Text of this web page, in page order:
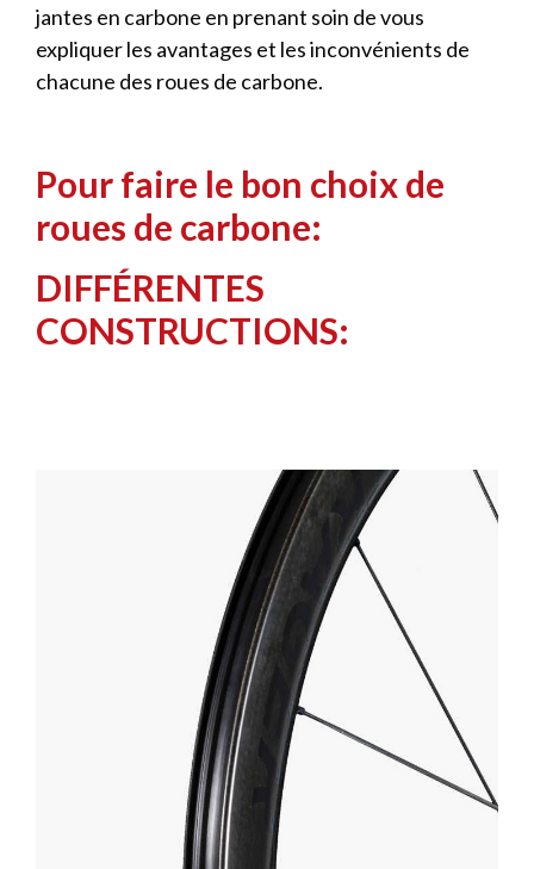
jantes en carbone en prenant soin de vous
expliquer les avantages et les inconvénients de
chacune des roues de carbone.
Pour faire le bon choix de
roues de carbone:
DIFFÉRENTES
CONSTRUCTIONS: